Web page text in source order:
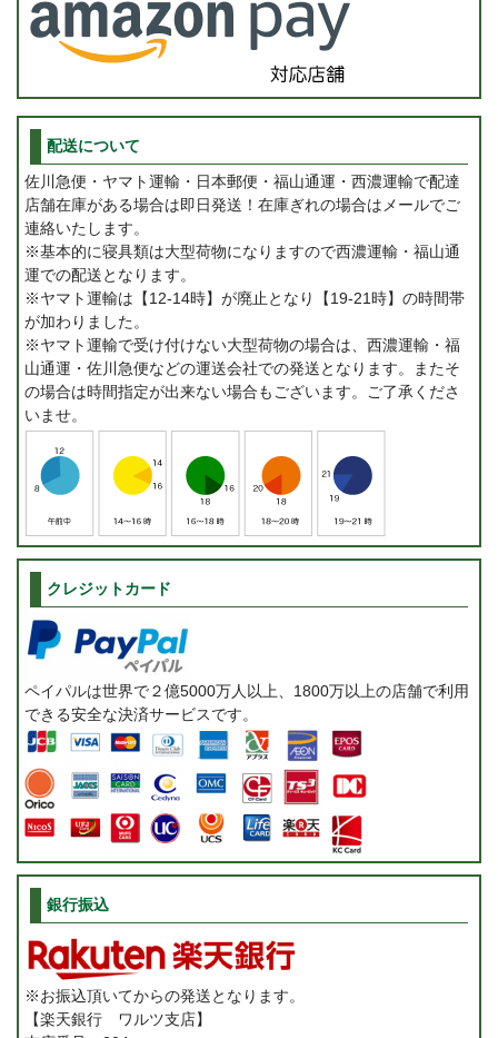
配送について
佐川急便・ヤマト運輸・日本郵便・福山通運・西濃運輸で配達
店舗在庫がある場合は即日発送！在庫ぎれの場合はメールでご
連絡いたします。
※基本的に寝具類は大型荷物になりますので西濃運輸・福山通
運での配送となります。
※ヤマト運輸は【12-14時】が廃止となり【19-21時】の時間帯
が加わりました。
※ヤマト運輸で受け付けない大型荷物の場合は、西濃運輸・福
山通運・佐川急便などの運送会社での発送となります。またそ
の場合は時間指定が出来ない場合もございます。ご了承くださ
いませ。
クレジットカード
ペイパルは世界で２億5000万人以上、1800万以上の店舗で利用
できる安全な決済サービスです。
銀行振込
※お振込頂いてからの発送となります。
【楽天銀行 ワルツ支店】